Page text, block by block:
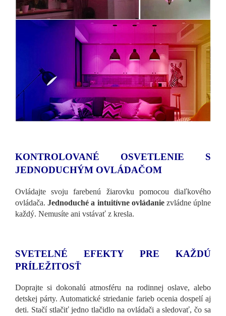
KONTROLOVANÉ OSVETLENIE S
JEDNODUCHÝM OVLÁDAČOM
Ovládajte svoju farebenú žiarovku pomocou diaľkového
ovládača.Jednoduché a intuitívne ovládaniezvládne úplne
každý. Nemusíte ani vstávať z kresla.
SVETELNÉ EFEKTY PRE KAŽDÚ
PRÍLEŽITOSŤ
Doprajte si dokonalú atmosféru na rodinnej oslave, alebo
detskej párty. Automatické striedanie farieb ocenia dospelí aj
deti. Stačí stlačiť jedno tlačidlo na ovládači a sledovať, čo sa